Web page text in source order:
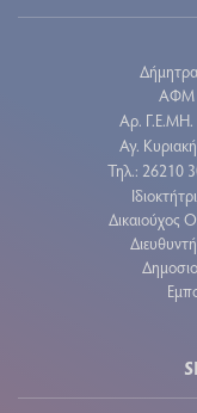
ΑΦΜ
Aρ.
Αγ.
Τηλ.: 26210
Δικαιούχος